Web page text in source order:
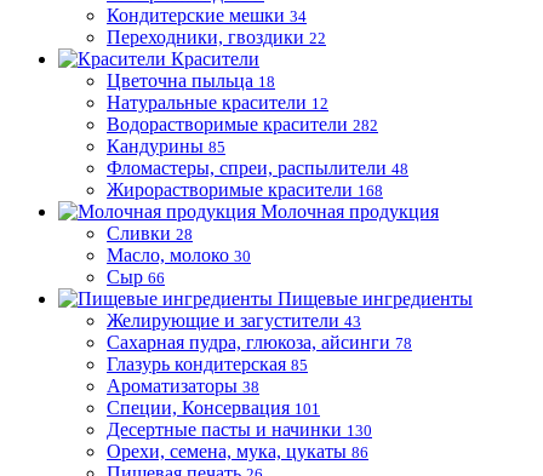
Кондитерские мешки 34
Переходники, гвоздики 22
Красители
Цветочна пыльца 18
Натуральные красители 12
Водорастворимые красители 282
Кандурины 85
Фломастеры, спреи, распылители 48
Жирорастворимые красители 168
Молочная продукция
Сливки 28
Масло, молоко 30
Сыр 66
Пищевые ингредиенты
Желирующие и загустители 43
Сахарная пудра, глюкоза, айсинги 78
Глазурь кондитерская 85
Ароматизаторы 38
Специи, Консервация 101
Десертные пасты и начинки 130
Орехи, семена, мука, цукаты 86